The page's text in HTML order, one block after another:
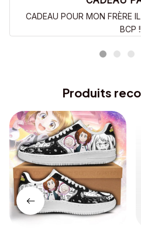
CADEAU POUR MON FRÈRE
BCP !!
Produits